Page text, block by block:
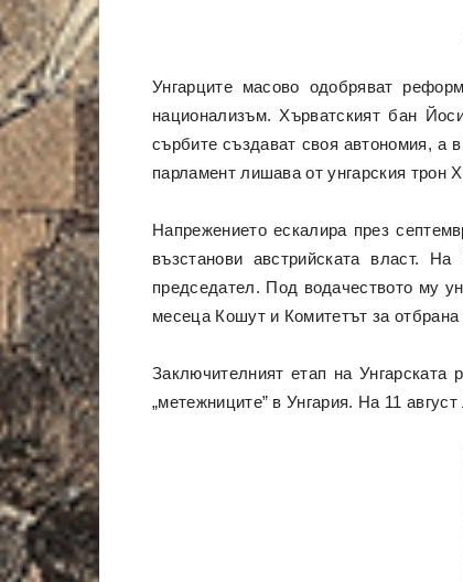
Унгарците масово одобряват
национализъм. Хърватският бан
сърбите създават своя автономия, а
парламент лишава от унгарския трон
Напрежението ескалира през
възстанови австрийската власт.
председател. Под водачеството му
месеца Кошут и Комитетът за
Заключителният етап на
„метежниците” в Унгария. На 11